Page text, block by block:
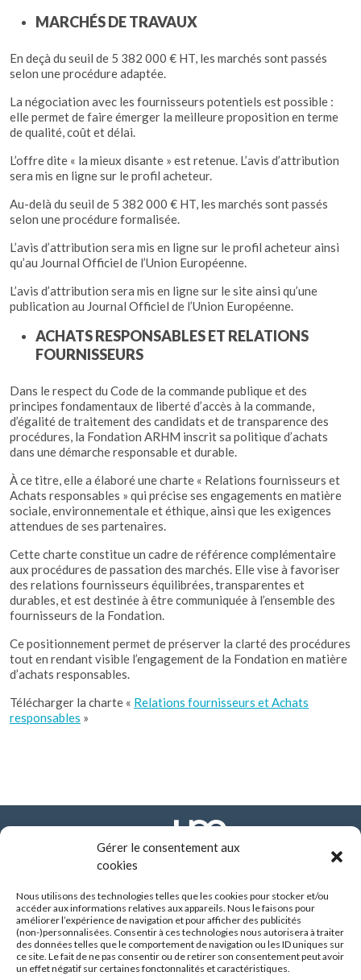
Gérer le consentement aux
cookies
Nous utilisons des technologies telles que les cookies pour stocker et/ou
accéder aux informations relatives aux appareils. Nous le faisons pour
améliorer l’expérience de navigation et pour afficher des publicités
(non-)personnalisées. Consentir à ces technologies nous autorisera à traiter
des données telles que le comportement de navigation ou les ID uniques sur
ce site. Le fait de ne pas consentir ou de retirer son consentement peut avoir
un effet négatif sur certaines fonctonnalités et caractéristiques.
MARCHÉS DE TRAVAUX
En deçà du seuil de 5 382 000 € HT, les marchés sont passés
selon une procédure adaptée.
La négociation avec les fournisseurs potentiels est possible :
elle permet de faire émerger la meilleure proposition en terme
de qualité, coût et délai.
L’offre dite « la mieux disante » est retenue. L’avis d’attribution
sera mis en ligne sur le profil acheteur.
Au-delà du seuil de 5 382 000 € HT, les marchés sont passés
selon une procédure formalisée.
L’avis d’attribution sera mis en ligne sur le profil acheteur ainsi
qu’au Journal Officiel de l’Union Européenne.
L’avis d’attribution sera mis en ligne sur le site ainsi qu’une
publication au Journal Officiel de l’Union Européenne.
ACHATS RESPONSABLES ET RELATIONS
FOURNISSEURS
Dans le respect du Code de la commande publique et des
principes fondamentaux de liberté d’accès à la commande,
d’égalité de traitement des candidats et de transparence des
procédures, la Fondation ARHM inscrit sa politique d’achats
dans une démarche responsable et durable.
À ce titre, elle a élaboré une charte « Relations fournisseurs et
Achats responsables » qui précise ses engagements en matière
sociale, environnementale et éthique, ainsi que les exigences
attendues de ses partenaires.
Cette charte constitue un cadre de référence complémentaire
aux procédures de passation des marchés. Elle vise à favoriser
des relations fournisseurs équilibrées, transparentes et
durables, et est destinée à être communiquée à l’ensemble des
fournisseurs de la Fondation.
Ce positionnement permet de préserver la clarté des procédures
tout en rendant visible l’engagement de la Fondation en matière
d’achats responsables.
Télécharger la charte « Relations fournisseurs et Achats
responsables »
FONDATION ARHM
290 route de Vienne - BP 8252
69355 LYON CEDEX
04 37 90 10 10